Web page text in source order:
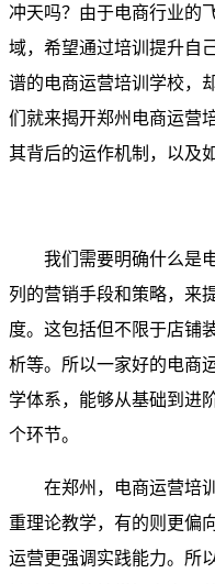
冲天吗？由于电商行业的
域，希望通过培训提升自
谱的电商运营培训学校，
们就来揭开郑州电商运营
其背后的运作机制，以及
我们需要明确什么是
列的营销手段和策略，来
度。这包括但不限于店铺
析等。所以一家好的电商
学体系，能够从基础到进
个环节。
在郑州，电商运营培
重理论教学，有的则更偏
运营更强调实践能力。所